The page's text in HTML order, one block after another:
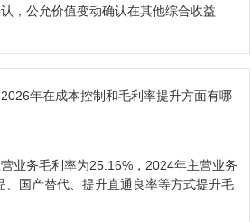
，公允价值变动确认在其他综合收益
年在成本控制和毛利率提升方面有哪
业务毛利率为25.16%，2024年主营业务
国产替代、提升直通良率等方式提升毛